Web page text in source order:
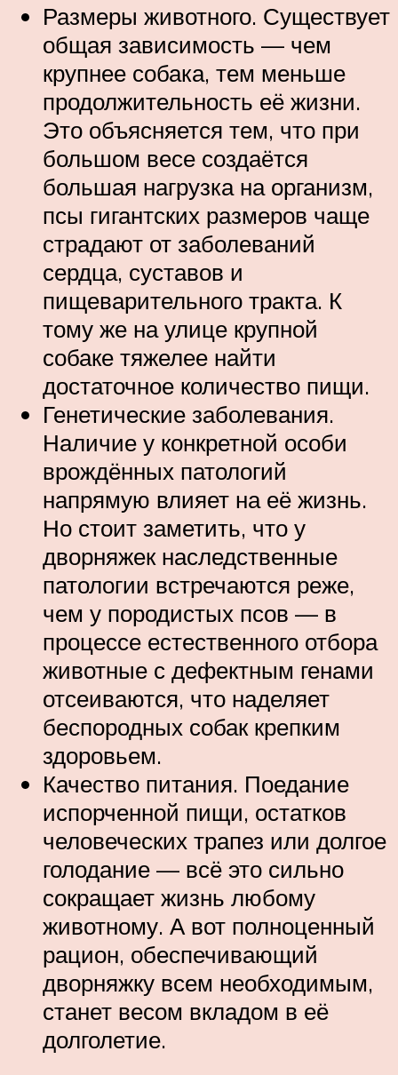
Размеры животного. Существует
общая зависимость — чем
крупнее собака, тем меньше
продолжительность её жизни.
Это объясняется тем, что при
большом весе создаётся
большая нагрузка на организм,
псы гигантских размеров чаще
страдают от заболеваний
сердца, суставов и
пищеварительного тракта. К
тому же на улице крупной
собаке тяжелее найти
достаточное количество пищи.
Генетические заболевания.
Наличие у конкретной особи
врождённых патологий
напрямую влияет на её жизнь.
Но стоит заметить, что у
дворняжек наследственные
патологии встречаются реже,
чем у породистых псов — в
процессе естественного отбора
животные с дефектным генами
отсеиваются, что наделяет
беспородных собак крепким
здоровьем.
Качество питания. Поедание
испорченной пищи, остатков
человеческих трапез или долгое
голодание — всё это сильно
сокращает жизнь любому
животному. А вот полноценный
рацион, обеспечивающий
дворняжку всем необходимым,
станет весом вкладом в её
долголетие.